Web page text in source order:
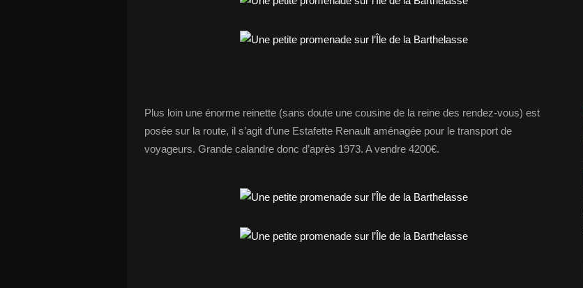
Plus loin une énorme reinette (sans doute une cousine de la reine des rendez-vous) est
posée sur la route, il s’agit d’une Estafette Renault aménagée pour le transport de
voyageurs. Grande calandre donc d’après 1973. A vendre 4200€.